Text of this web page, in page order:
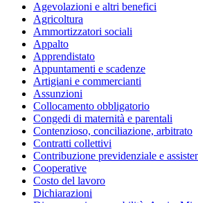
Agevolazioni e altri benefici
Agricoltura
Ammortizzatori sociali
Appalto
Apprendistato
Appuntamenti e scadenze
Artigiani e commercianti
Assunzioni
Collocamento obbligatorio
Congedi di maternità e parentali
Contenzioso, conciliazione, arbitrato
Contratti collettivi
Contribuzione previdenziale e
Cooperative
Costo del lavoro
Dichiarazioni